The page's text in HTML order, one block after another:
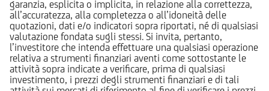
garanzia, esplicita o implicita, in relazione alla correttezza,
all’accuratezza, alla completezza o all’idoneità delle
quotazioni, dati e/o indicatori sopra riportati, né di qualsiasi
valutazione fondata sugli stessi. Si invita, pertanto,
l’investitore che intenda effettuare una qualsiasi operazione
relativa a strumenti finanziari aventi come sottostante le
attività sopra indicate a verificare, prima di qualsiasi
investimento, i prezzi degli strumenti finanziari e di tali